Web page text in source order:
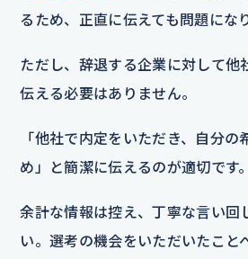
るため、正直に伝えても問題にな
ただし、辞退する企業に対して他
伝える必要はありません。
「他社で内定をいただき、自分の
め」と簡潔に伝えるのが適切です。
余計な情報は控え、丁寧な言い回
い。選考の機会をいただいたこと